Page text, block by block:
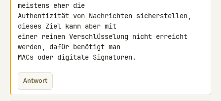
meistens eher die
Authentizität von Nachrichten sicherstellen,
dieses Ziel kann aber mit
einer reinen Verschlüsselung nicht erreicht
werden, dafür benötigt man
MACs oder digitale Signaturen.
Antwort